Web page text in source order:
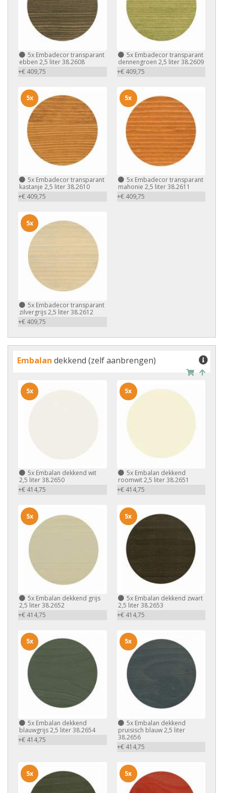
5x Embadecor transparant
ebben 2,5 liter 38.2608
+€ 409,75
5xEmbadecor transparant
dennengroen 2,5 liter 38.2609
+€ 409,75
5x Embadecor transparant
kastanje 2,5 liter 38.2610
+€ 409,75
5x
5xEmbadecor transparant
mahonie 2,5 liter 38.2611
+€ 409,75
5x
5x Embadecor transparant
zilvergrijs 2,5 liter 38.2612
+€ 409,75
5x
Embalan dekkend (zelf aanbrengen)
5x Embalan dekkend wit
2,5 liter 38.2650
+€ 414,75
5x
5xEmbalan dekkend
roomwit 2,5 liter 38.2651
+€ 414,75
5x
5x Embalan dekkend grijs
2,5 liter 38.2652
+€ 414,75
5x
5xEmbalan dekkend zwart
2,5 liter 38.2653
+€ 414,75
5x
5x Embalan dekkend
blauwgrijs 2,5 liter 38.2654
+€ 414,75
5x
5xEmbalan dekkend
pruisisch blauw 2,5 liter
38.2656
+€ 414,75
5x
5x 5x